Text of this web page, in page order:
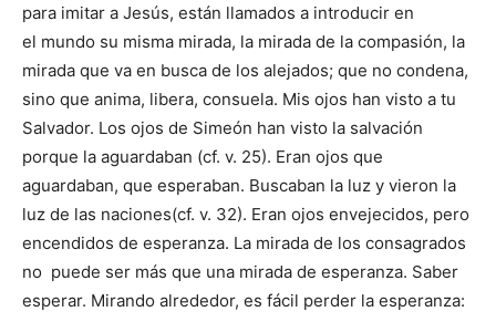
para imitar a Jesús, están llamados a introducir en
el mundo su misma mirada, la mirada de la compasión, la
mirada que va en busca de los alejados; que no condena,
sino que anima, libera, consuela. Mis ojos han visto a tu
Salvador. Los ojos de Simeón han visto la salvación
porque la aguardaban (cf. v. 25). Eran ojos que
aguardaban, que esperaban. Buscaban la luz y vieron la
luz de las naciones(cf. v. 32). Eran ojos envejecidos, pero
encendidos de esperanza. La mirada de los consagrados
no puede ser más que una mirada de esperanza. Saber
esperar. Mirando alrededor, es fácil perder la esperanza: